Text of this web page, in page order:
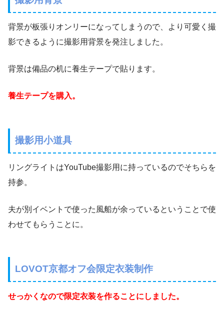
背景が板張りオンリーになってしまうので、より可愛く撮
影できるように撮影用背景を発注しました。
背景は備品の机に養生テープで貼ります。
養生テープを購入。
撮影用小道具
リングライトはYouTube撮影用に持っているのでそちらを
持参。
夫が別イベントで使った風船が余っているということで使
わせてもらうことに。
LOVOT京都オフ会限定衣装制作
せっかくなので限定衣装を作ることにしました。